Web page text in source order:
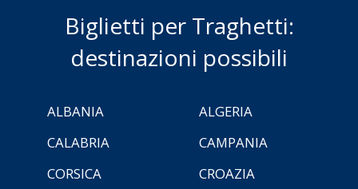
Biglietti per Traghetti:
destinazioni possibili
ALBANIA
ALGERIA
CALABRIA
CAMPANIA
CORSICA
CROAZIA